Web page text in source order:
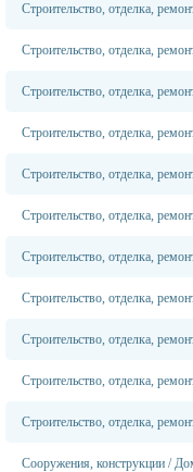
Строительство, отделка,
Строительство, отделка,
Строительство, отделка,
Строительство, отделка,
Строительство, отделка,
Строительство, отделка,
Строительство, отделка,
Строительство, отделка,
Строительство, отделка,
Строительство, отделка,
Строительство, отделка,
Сооружения, конструкции /